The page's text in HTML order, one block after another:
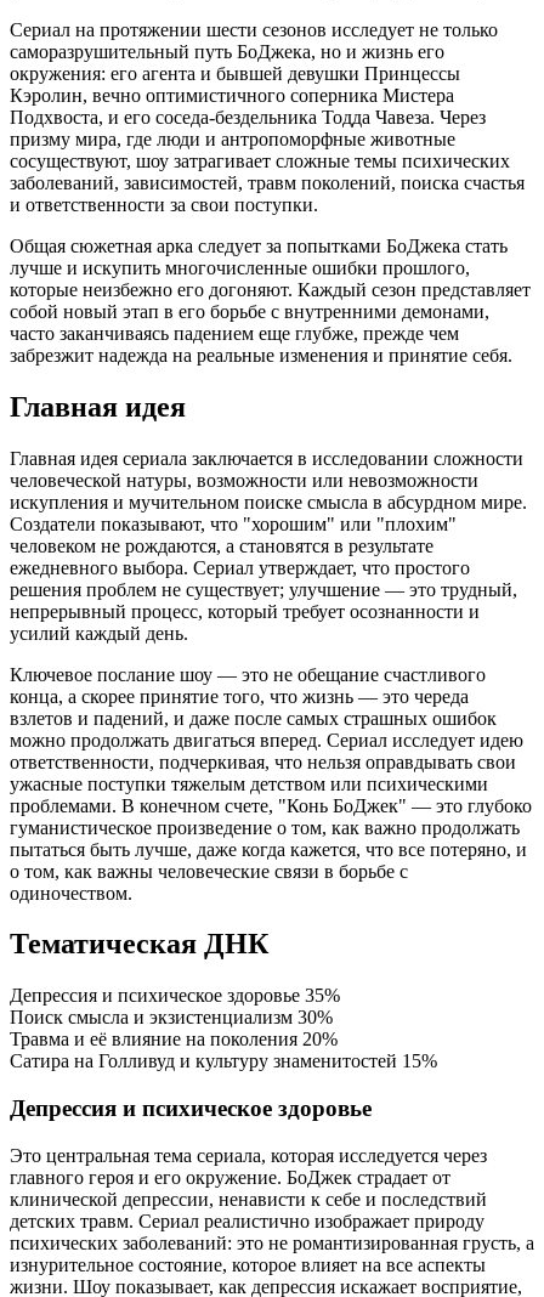
Сериал на протяжении шести сезонов исследует не только
саморазрушительный путь БоДжека, но и жизнь его
окружения: его агента и бывшей девушки Принцессы
Кэролин, вечно оптимистичного соперника Мистера
Подхвоста, и его соседа-бездельника Тодда Чавеза. Через
призму мира, где люди и антропоморфные животные
сосуществуют, шоу затрагивает сложные темы психических
заболеваний, зависимостей, травм поколений, поиска счастья
и ответственности за свои поступки.
Общая сюжетная арка следует за попытками БоДжека стать
лучше и искупить многочисленные ошибки прошлого,
которые неизбежно его догоняют. Каждый сезон представляет
собой новый этап в его борьбе с внутренними демонами,
часто заканчиваясь падением еще глубже, прежде чем
забрезжит надежда на реальные изменения и принятие себя.
Главная идея
Главная идея сериала заключается в исследовании сложности
человеческой натуры, возможности или невозможности
искупления и мучительном поиске смысла в абсурдном мире.
Создатели показывают, что "хорошим" или "плохим"
человеком не рождаются, а становятся в результате
ежедневного выбора. Сериал утверждает, что простого
решения проблем не существует; улучшение — это трудный,
непрерывный процесс, который требует осознанности и
усилий каждый день.
Ключевое послание шоу — это не обещание счастливого
конца, а скорее принятие того, что жизнь — это череда
взлетов и падений, и даже после самых страшных ошибок
можно продолжать двигаться вперед. Сериал исследует идею
ответственности, подчеркивая, что нельзя оправдывать свои
ужасные поступки тяжелым детством или психическими
проблемами. В конечном счете, "Конь БоДжек" — это глубоко
гуманистическое произведение о том, как важно продолжать
пытаться быть лучше, даже когда кажется, что все потеряно, и
о том, как важны человеческие связи в борьбе с
одиночеством.
Тематическая ДНК
Депрессия и психическое здоровье 35%
Поиск смысла и экзистенциализм 30%
Травма и её влияние на поколения 20%
Сатира на Голливуд и культуру знаменитостей 15%
Депрессия и психическое здоровье
Это центральная тема сериала, которая исследуется через
главного героя и его окружение. БоДжек страдает от
клинической депрессии, ненависти к себе и последствий
детских травм. Сериал реалистично изображает природу
психических заболеваний: это не романтизированная грусть, а
изнурительное состояние, которое влияет на все аспекты
жизни. Шоу показывает, как депрессия искажает восприятие,